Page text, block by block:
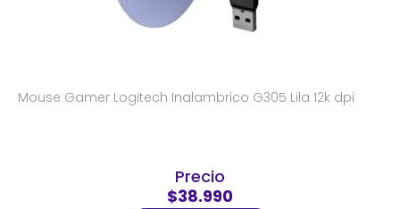
Mouse Gamer Logitech Inalambrico G305 Lila 12k dpi
Precio
$38.990